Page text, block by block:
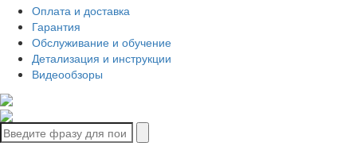
Оплата и доставка
Гарантия
Обслуживание и обучение
Детализация и инструкции
Видеообзоры